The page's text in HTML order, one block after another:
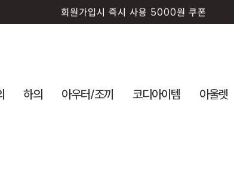
회원가입시 즉시 사용 5000원 쿠폰
하의 아우터/조끼 코디아이템 아울렛